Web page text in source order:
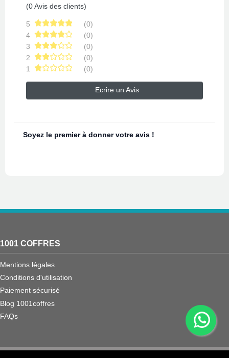
(0 Avis des clients)
5
(0)
4
(0)
3
(0)
2
(0)
1
(0)
Ecrire un Avis
Soyez le premier à donner votre avis !
1001 COFFRES
Mentions légales
Conditions d'utilisation
Paiement sécurisé
Blog 1001coffres
FAQs